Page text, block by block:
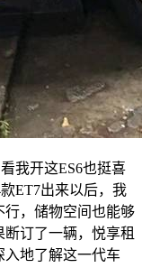
我开这ES6也挺喜
ET7出来以后，我
行，储物空间也能够
订了一辆，悦享租
入地了解这一代车